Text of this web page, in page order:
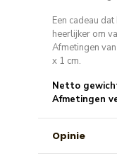
Een cadeau
heerlijker om
Afmetingen
x 1 cm.
Netto
Afmetingen
Opinie